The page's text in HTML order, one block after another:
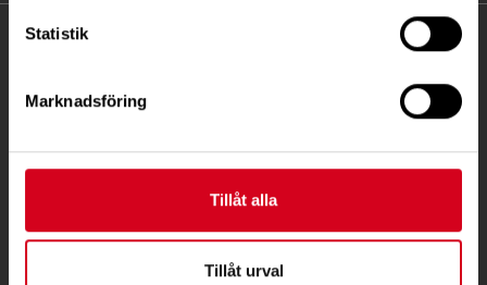
Statistik
Marknadsföring
Tillåt alla
Tillåt urval
KONTAKT
Besöksadress:
Telefon:08 - 720 29 40
Samma som besöksadress